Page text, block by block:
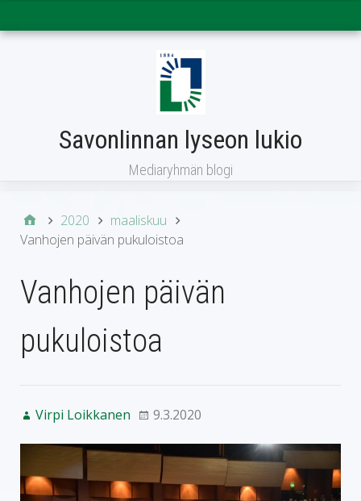
Savonlinnan lyseon lukio
Mediaryhmän blogi
2020
maaliskuu
Vanhojen päivän pukuloistoa
Vanhojen päivän
pukuloistoa
Virpi Loikkanen 9.3.2020